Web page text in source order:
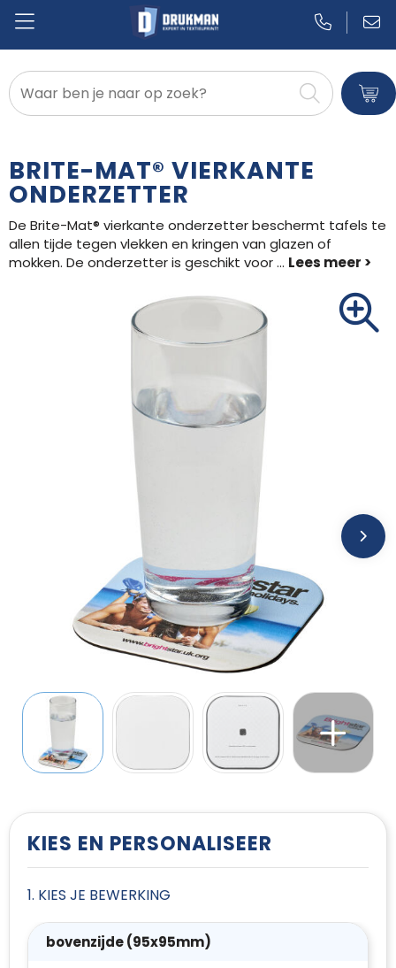
Badtextiel en Douche
Bodywarmers
Broeken en Rokken
Caps, Hoeden en Mutsen
Dekens, Fleecedekens en Kussens
Handschoenen en Sjaals
Kledingaccessoires
Ondergoed, Sokken en Nachtkleding
Peuters en Baby's
Schoenen
Sweaters
Vesten
BRITE-MAT® VIERKANTE
ONDERZETTER
De Brite-Mat® vierkante onderzetter beschermt tafels te
allen tijde tegen vlekken en kringen van glazen of
mokken. De onderzetter is geschikt voor...
KIES EN PERSONALISEER
1. KIES JE BEWERKING
bovenzijde (95x95mm)